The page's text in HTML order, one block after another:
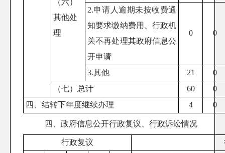
其他处
理
2.申请人逾期未按收费通
知要求缴纳费用、行政机
关不再处理其政府信息公
开申请
0 0
3.其他 21
0
（七）总计
60
0
四、结转下年度继续办理
4 0
四、政府信息公开行政复议、行政诉讼情况
行政复议